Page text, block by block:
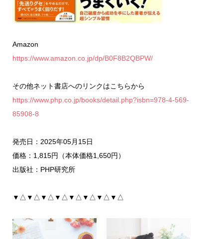
Amazon
https://www.amazon.co.jp/dp/B0F8B2QBPW/
その他ネット書店へのリンクはこちらから
https://www.php.co.jp/books/detail.php?isbn=978-4-569-
85908-8
発売日：2025年05月15日
価格：1,815円（本体価格1,650円）
出版社：PHP研究所
▼△▼△▼△▼△▼△▼△▼△▼△